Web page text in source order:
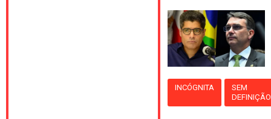
INCÓGNITA
SEM
DEFINIÇÃO